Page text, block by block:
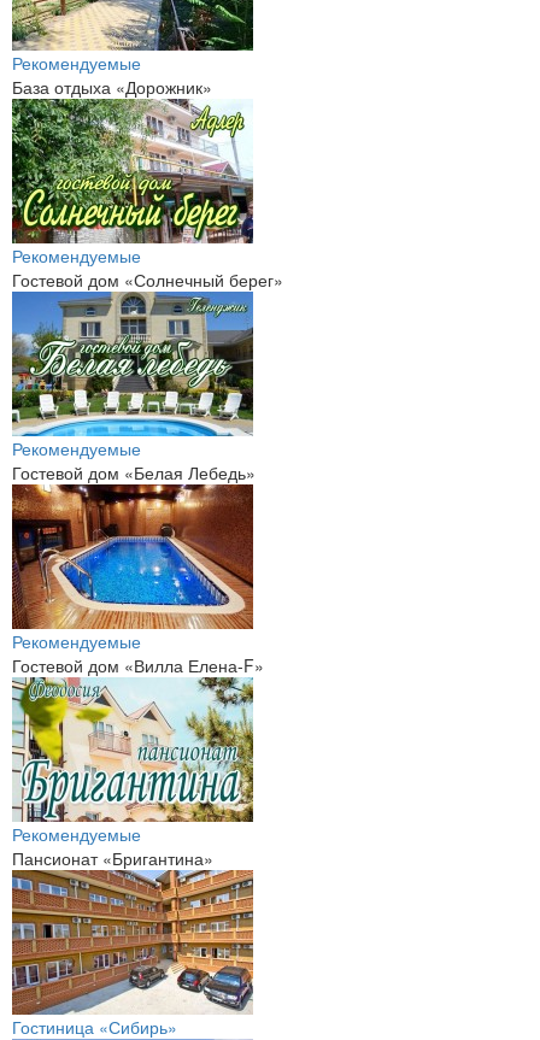
Рекомендуемые
База отдыха «Дорожник»
Рекомендуемые
Гостевой дом «Солнечный берег»
Рекомендуемые
Гостевой дом «Белая Лебедь»
Рекомендуемые
Гостевой дом «Вилла Елена-F»
Рекомендуемые
Пансионат «Бригантина»
Гостиница «Сибирь»